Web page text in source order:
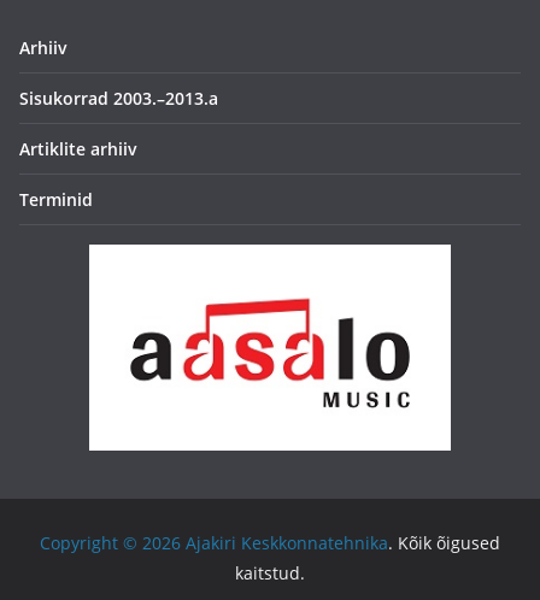
Arhiiv
Sisukorrad 2003.–2013.a
Artiklite arhiiv
Terminid
Copyright © 2026 Ajakiri Keskkonnatehnika. Kõik õigused
kaitstud.